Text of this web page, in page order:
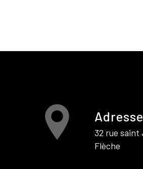
Adresse
32 rue saint Jacques 72200 La
Flèche